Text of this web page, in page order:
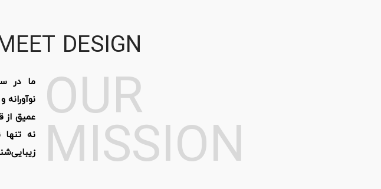
DESIGN
OUR
MISSION
ما در
عمیق از
نه تنها